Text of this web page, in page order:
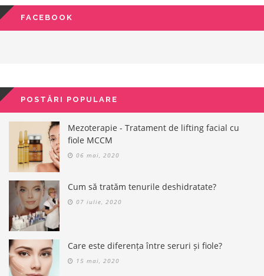
FACEBOOK
POSTĂRI POPULARE
Mezoterapie - Tratament de lifting facial cu
fiole MCCM
06 mai, 2020
Cum să tratăm tenurile deshidratate?
07 iulie, 2020
Care este diferența între seruri și fiole?
15 mai, 2020